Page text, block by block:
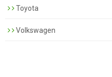
Toyota
Volkswagen